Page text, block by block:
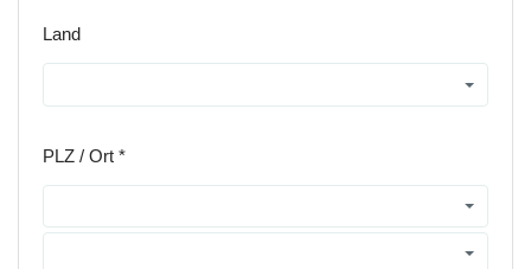
Land
PLZ / Ort